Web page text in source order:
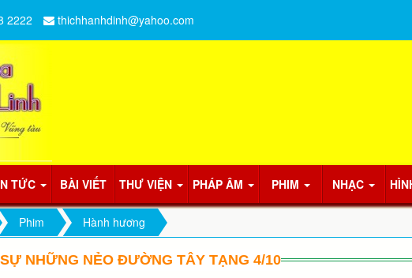
TỨC BÀI VIẾT THƯ VIỆN PHÁP ÂM PHIM NHẠC
2222 thichhanhdinh@yahoo.com
Phim Hành hương
NHỮNG NẺO ĐƯỜNG TÂY TẠNG 4/10